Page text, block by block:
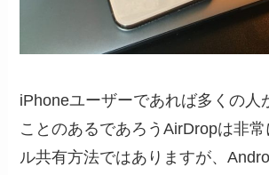
iPhoneユーザーであれば多くの人
ことのあるであろうAirDropは非
ル共有方法ではありますが、